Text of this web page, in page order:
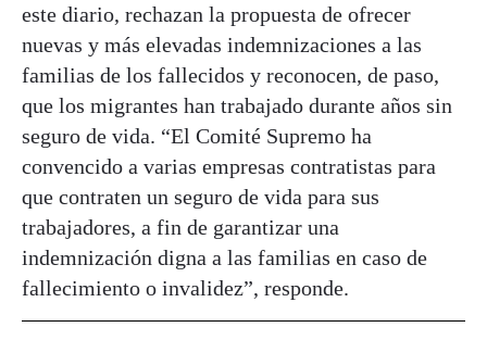
este diario, rechazan la propuesta de ofrecer
nuevas y más elevadas indemnizaciones a las
familias de los fallecidos y reconocen, de paso,
que los migrantes han trabajado durante años sin
seguro de vida. “El Comité Supremo ha
convencido a varias empresas contratistas para
que contraten un seguro de vida para sus
trabajadores, a fin de garantizar una
indemnización digna a las familias en caso de
fallecimiento o invalidez”, responde.